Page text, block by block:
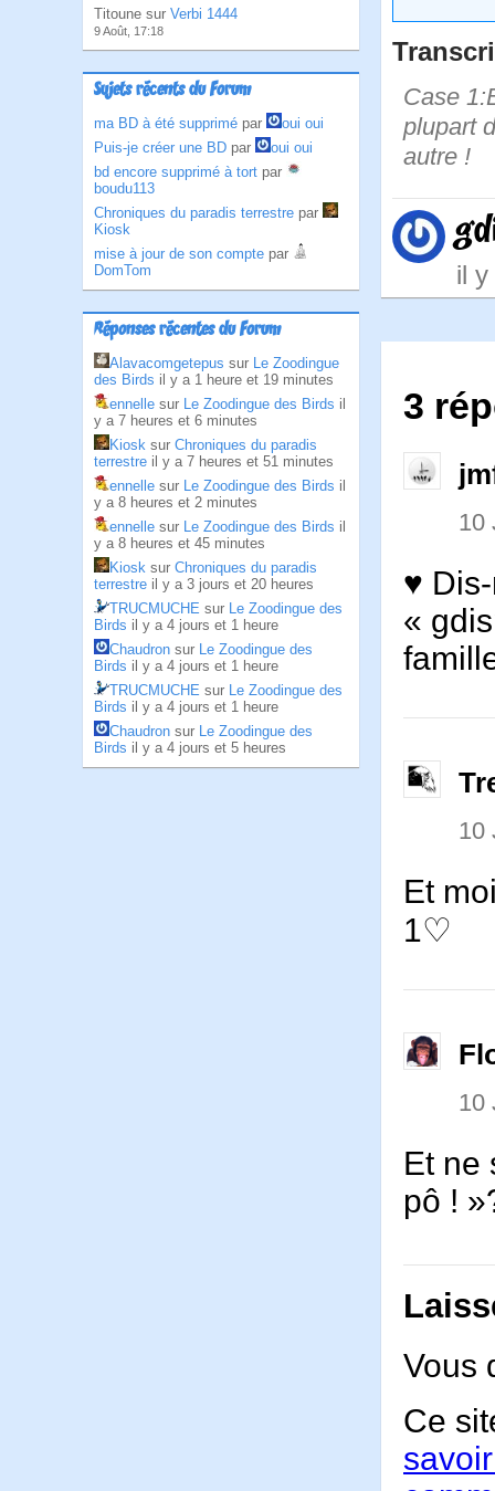
Titoune sur Verbi 1444
9 Août, 17:18
Sujets récents du Forum
ma BD à été supprimé par
oui oui
Puis-je créer une BD par
oui oui
bd encore supprimé à tort par
boudu113
Chroniques du paradis terrestre par
Kiosk
mise à jour de son compte par
DomTom
Réponses récentes du Forum
Alavacomgetepus sur Le Zoodingue
des Birds il y a 1 heure et 19 minutes
ennelle sur Le Zoodingue des Birds il
y a 7 heures et 6 minutes
Kiosk sur Chroniques du paradis
terrestre il y a 7 heures et 51 minutes
ennelle sur Le Zoodingue des Birds il
y a 8 heures et 2 minutes
ennelle sur Le Zoodingue des Birds il
y a 8 heures et 45 minutes
Kiosk sur Chroniques du paradis
terrestre il y a 3 jours et 20 heures
TRUCMUCHE sur Le Zoodingue des
Birds il y a 4 jours et 1 heure
Chaudron sur Le Zoodingue des
Birds il y a 4 jours et 1 heure
TRUCMUCHE sur Le Zoodingue des
Birds il y a 4 jours et 1 heure
Chaudron sur Le Zoodingue des
Birds il y a 4 jours et 5 heures
Case
plupart
autre !
il y
3
10
♥
«
10
Et
1♡
10
Et ne
pô !
Vous
Ce